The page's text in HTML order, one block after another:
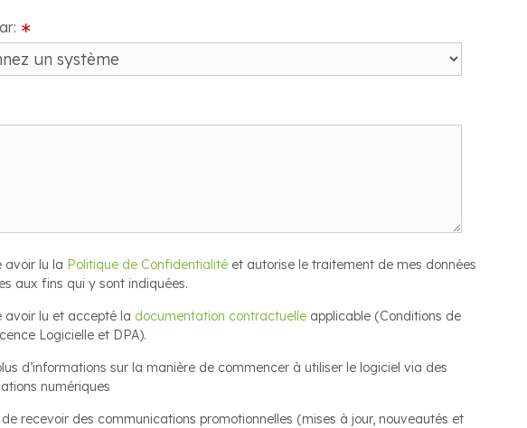
∗
avoir lu la Politique de Confidentialité et autorise le traitement de mes données
aux fins qui y sont indiquées.
avoir lu et accepté la documentation contractuelle applicable (Conditions de
Logicielle et DPA).
d’informations sur la manière de commencer à utiliser le logiciel via des
numériques
recevoir des communications promotionnelles (mises à jour, nouveautés et